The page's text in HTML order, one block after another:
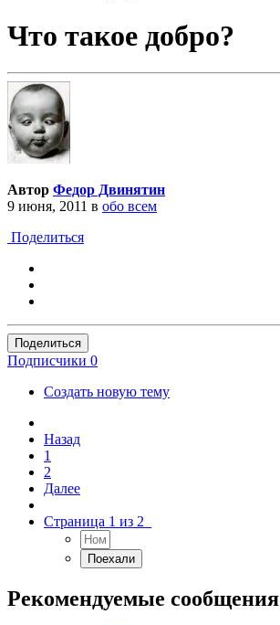
Что такое добро?
Автор Федор Двинятин
9 июня, 2011 в обо всем
Поделиться
Поделиться
Подписчики 0
Создать новую тему
Назад
1
2
Далее
Страница 1 из 2
Рекомендуемые сообщения